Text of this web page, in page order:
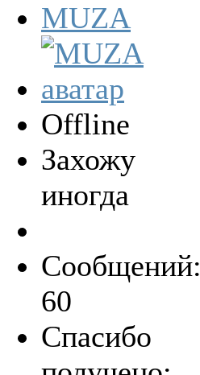
MUZA
Offline
Захожу
иногда
Сообщений:
60
Спасибо